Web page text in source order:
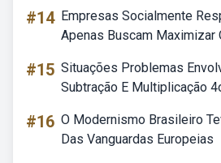
#14 Empresas Socialmente
Apenas Buscam Maximizar
#15 Situações Problemas
Subtração E Multiplicação
#16 O Modernismo Brasileiro
Das Vanguardas Europeias